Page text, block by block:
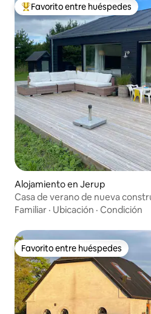
Favorito entre huéspedes
Favorito entre huéspedes
Alojamiento en Jerup
Casa de verano de nueva
Familiar · Ubicación · Condición
Favorito entre huéspedes
Favorito entre huéspedes